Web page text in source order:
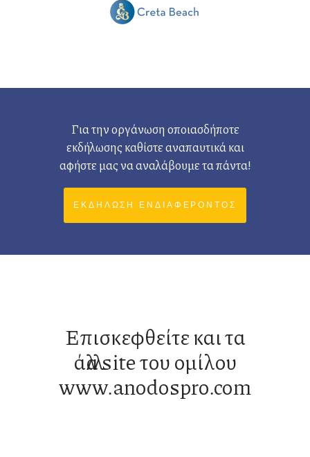
Για την οργάνωση οποιασδήποτε
εκδήλωσης καθίστε αναπαυτικά και
αφήστε μας να αναλάβουμε τα πάντα!
ΕΚΔΗΛΩΣΗ ΕΝΔΙΑΦΕΡΟΝΤΟΣ
Επισκεφθείτε και τα
άλλα site του ομίλου
www.anodospro.com